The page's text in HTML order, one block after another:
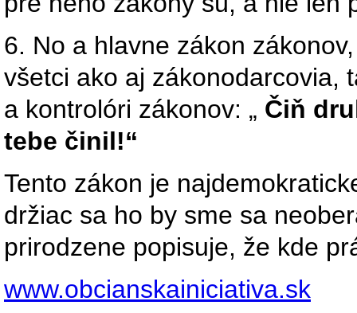
6. No a hlavne zákon
všetci ako aj zákonodarcovia,
a kontrolóri zákonov: „ Čiň
tebe činil!“
Tento zákon je
držiac sa ho by sme sa
prirodzene popisuje, že kde
www.obcianskainiciativa.sk